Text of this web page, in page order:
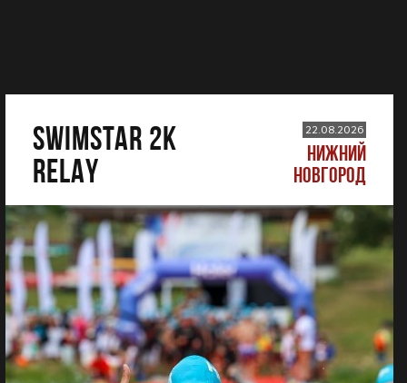
SWIMSTAR 2K
RELAY
22.08.2026
НИЖНИЙ
НОВГОРОД